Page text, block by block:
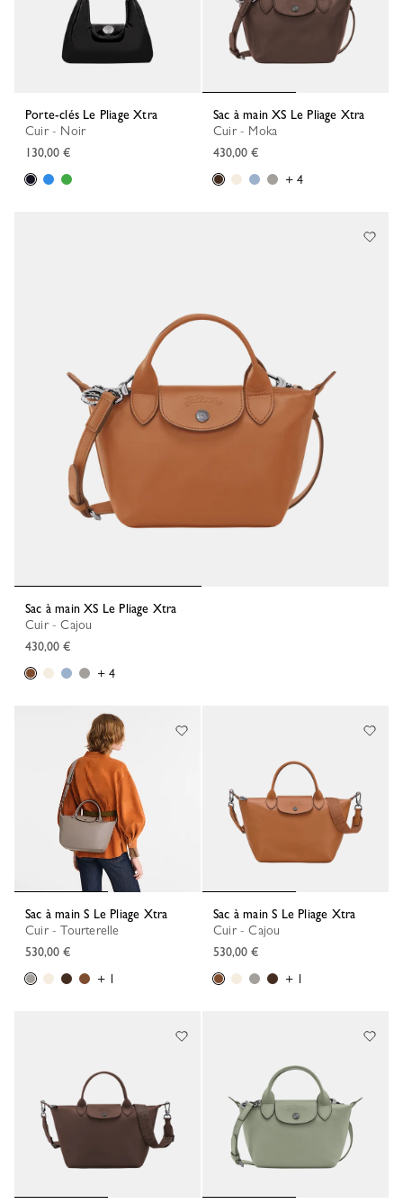
Porte-clés Le Pliage Xtra
Cuir - Noir
130,00 €
Sac à main XS Le Pliage Xtra
Cuir - Moka
430,00 €
+ 4
Sac à main XS Le Pliage Xtra
Cuir - Cajou
430,00 €
+ 4
Sac à main S Le Pliage Xtra
Cuir - Tourterelle
530,00 €
+ 1
Sac à main S Le Pliage Xtra
Cuir - Cajou
530,00 €
+ 1